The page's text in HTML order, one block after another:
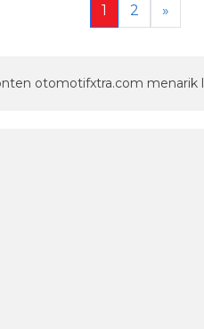
1 2 »
otomotifxtra.com menarik